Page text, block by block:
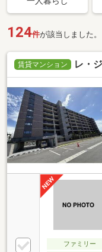
124件が該当しました。
賃貸マンション レ・
ファミリー